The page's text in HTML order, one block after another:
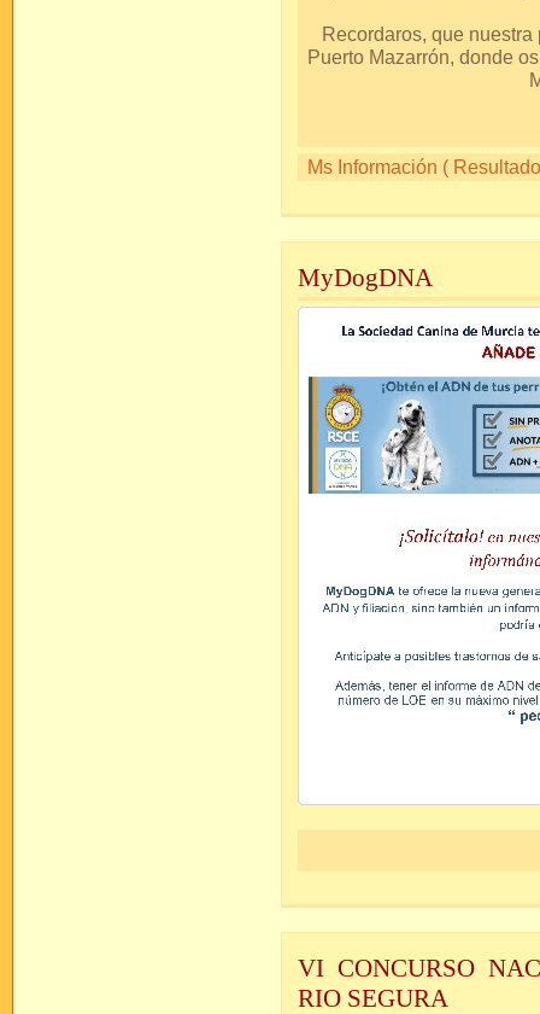
Recordaros, que nuestra
Puerto
Mil
Ms Información (
MyDogDNA
VI CONCURSO
RIO SEGURA